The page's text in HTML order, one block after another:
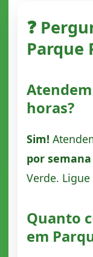
❓
Parque
horas?
Sim!
por semana
Verde. Ligue
Quanto
em